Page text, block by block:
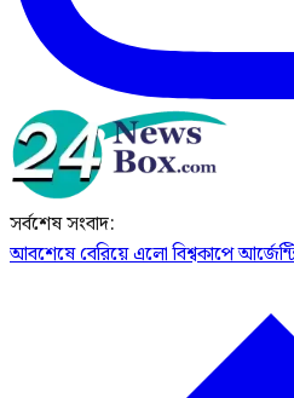
সর্বশেষ সংবাদ:
আবশেষে বেরিয়ে এলো বিশ্বকাপে